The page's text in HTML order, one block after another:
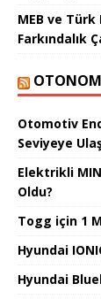
MEB ve Türk
Farkındalık
Otomotiv
Seviyeye
Elektrikli
Oldu?
Togg için 1
Hyundai
Hyundai